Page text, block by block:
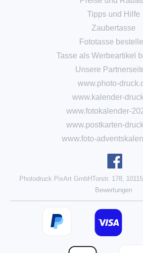
Tipps und Hilfe
Zaubertasse
Fototasse
Tasse als Werbeartikel
Unsere
www.photo-
www.kalender-
www.fotokalender-
www.postkarten-
www.foto-
Photodruck PixArt GmbHTorstr. 178,
Bewertungen